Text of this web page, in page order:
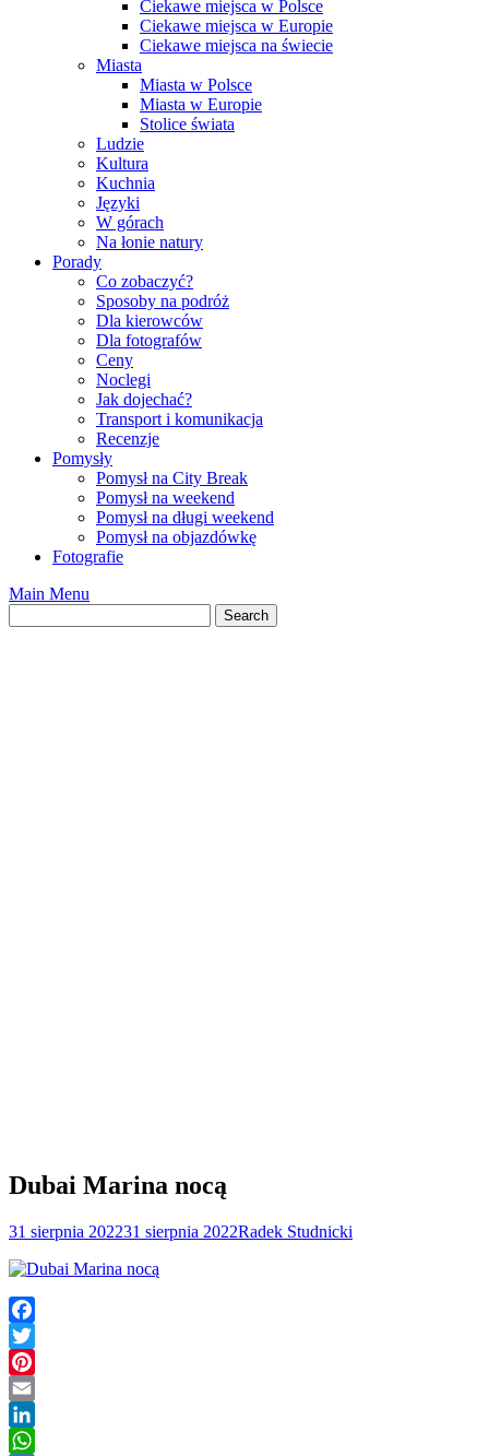
Ciekawe miejsca w Polsce
Ciekawe miejsca w Europie
Ciekawe miejsca na świecie
Miasta
Miasta w Polsce
Miasta w Europie
Stolice świata
Ludzie
Kultura
Kuchnia
Języki
W górach
Na łonie natury
Porady
Co zobaczyć?
Sposoby na podróż
Dla kierowców
Dla fotografów
Ceny
Noclegi
Jak dojechać?
Transport i komunikacja
Recenzje
Pomysły
Pomysł na City Break
Pomysł na weekend
Pomysł na długi weekend
Pomysł na objazdówkę
Fotografie
Main Menu
Dubai Marina nocą
31 sierpnia 202231 sierpnia 2022Radek Studnicki
Facebook
Twitter
Pinterest
Email
LinkedIn